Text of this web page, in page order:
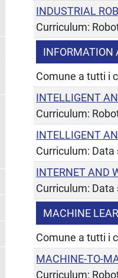
INDUSTRIAL
Curriculum:
INFORMATION
Comune a tutti i
INTELLIGENT
Curriculum:
INTELLIGENT
Curriculum:
INTERNET AND
Curriculum:
MACHINE
Comune a tutti i
MACHINE-TO-
Curriculum: